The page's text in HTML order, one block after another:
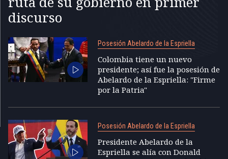
discurso
Posesión Abelardo de la Espriella
Colombia tiene un nuevo
presidente; así fue la posesión de
Abelardo de la Espriella: "Firme
por la Patria"
Posesión Abelardo de la Espriella
Presidente Abelardo de la
Espriella se alía con Donald